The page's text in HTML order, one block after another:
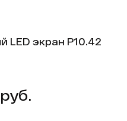
LED экран P10.42